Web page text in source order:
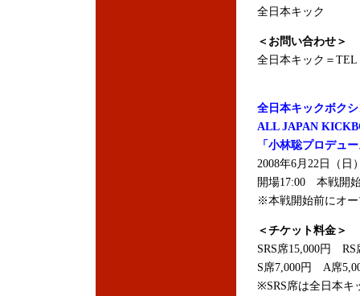
全日本キック
＜お問い合わせ＞
全日本キック＝TEL
全日本キックボク
ALL JAPAN
「小林聡プロデュ
2008年6月22日（日
開場17:00 本戦開
※本戦開始前にオ
＜チケット料金＞
SRS席15,000円 RS
S席7,000円 A席
※SRS席は全日本キ